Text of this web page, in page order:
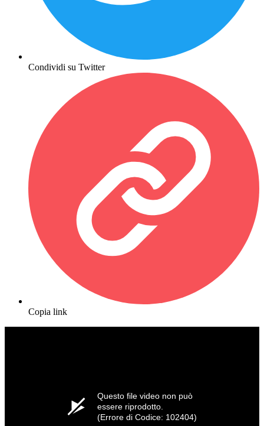
Condividi su Twitter
Copia link
Questo file video non può
essere riprodotto.
(Errore di Codice: 102404)